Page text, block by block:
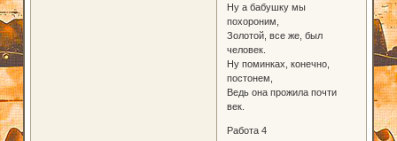
Ну а бабушку мы
похороним,
Золотой, все же, был
человек.
Ну поминках, конечно,
постонем,
Ведь она прожила почти
век.
Работа 4